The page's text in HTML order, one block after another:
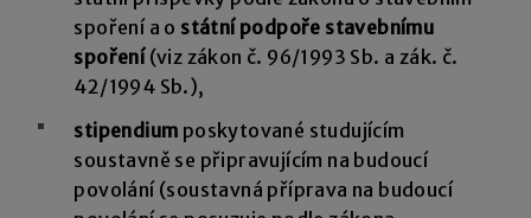
spoření a o státní podpoře stavebnímu
spoření(viz zákon č. 96/1993 Sb. a zák. č.
42/1994 Sb.),
stipendium poskytované studujícím
soustavně se připravujícím na budoucí
povolání (soustavná příprava na budoucí